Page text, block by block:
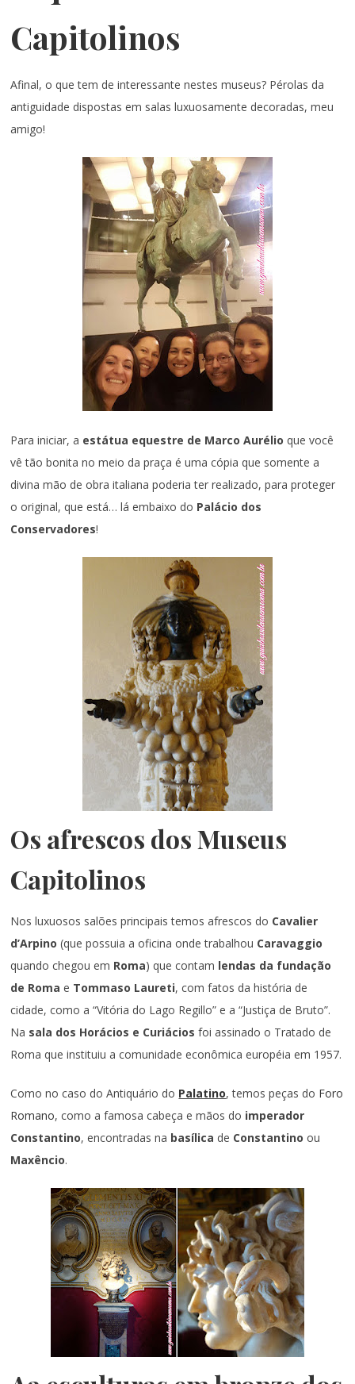
Capitolinos
Afinal, o que tem de interessante nestes museus? Pérolas da
antiguidade dispostas em salas luxuosamente decoradas, meu
amigo!
Para iniciar, a estátua equestre de Marco Aurélio que você
vê tão bonita no meio da praça é uma cópia que somente a
divina mão de obra italiana poderia ter realizado, para proteger
o original, que está… lá embaixo do Palácio dos
Conservadores!
Os afrescos dos Museus
Capitolinos
Nos luxuosos salões principais temos afrescos do Cavalier
d’Arpino (que possuia a oficina onde trabalhou Caravaggio
quando chegou em Roma) que contam lendas da fundação
de Romae Tommaso Laureti, com fatos da história de
cidade, como a “Vitória do Lago Regillo” e a “Justiça de Bruto”.
Na sala dos Horácios e Curiácios foi assinado o Tratado de
Roma que instituiu a comunidade econômica européia em 1957.
Como no caso do Antiquário do Palatino, temos peças do Foro
Romano, como a famosa cabeça e mãos do imperador
Constantino, encontradas na basílica de Constantinoou
Maxêncio.